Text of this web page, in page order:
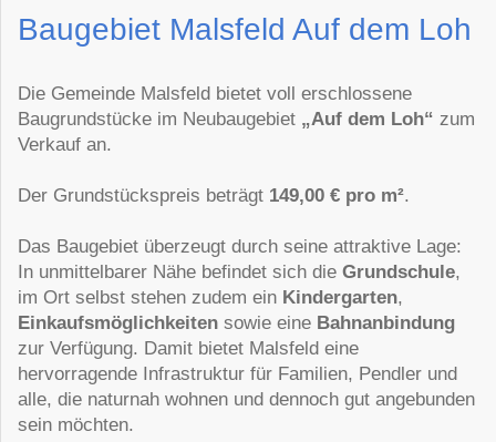
Baugebiet Malsfeld Auf dem Loh
Die Gemeinde Malsfeld bietet voll erschlossene
Baugrundstücke im Neubaugebiet „Auf dem Loh“ zum
Verkauf an.
Der Grundstückspreis beträgt 149,00 € pro m².
Das Baugebiet überzeugt durch seine attraktive Lage:
In unmittelbarer Nähe befindet sich die Grundschule,
im Ort selbst stehen zudem ein Kindergarten,
Einkaufsmöglichkeiten sowie eine Bahnanbindung
zur Verfügung. Damit bietet Malsfeld eine
hervorragende Infrastruktur für Familien, Pendler und
alle, die naturnah wohnen und dennoch gut angebunden
sein möchten.